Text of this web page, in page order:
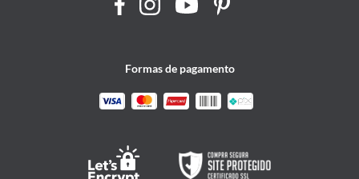
Formas de pagamento